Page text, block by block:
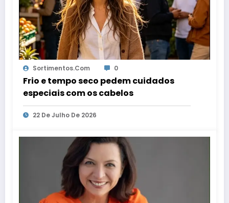
Sortimentos.com 0
Frio e tempo seco pedem cuidados
especiais com os cabelos
22 De Julho De 2026